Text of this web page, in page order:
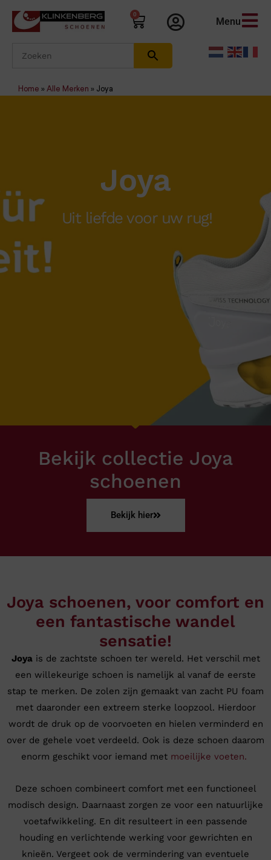
0
Menu
Home » Alle Merken » Joya
Joya
Uit liefde voor uw rug!
Bekijk collectie Joya
schoenen
Bekijk hier
Joya schoenen, voor comfort en
een fantastische wandel
sensatie!
Joyais de zachtste schoen ter wereld. Het verschil met
een willekeurige schoen is namelijk al vanaf de eerste
stap te merken. De zolen zijn gemaakt van zacht PU foam
met daaronder een extreem sterke loopzool. Hierdoor
wordt de druk op de voorvoeten en hielen verminderd en
over de gehele voet verdeeld. Ook is deze schoen daarom
enorm geschikt voor iemand met moeilijke voeten.
Deze schoen combineert comfort met een functioneel
modisch design. Daarnaast zorgen ze voor een natuurlijke
voetafwikkeling. En dit resulteert in een passende
houding en verlichtende werking voor gewrichten en
knieën. Vergeet ook de vermindering van eventuele